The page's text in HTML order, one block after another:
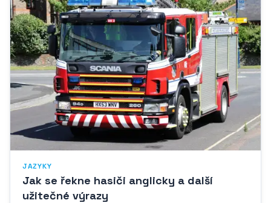
JAZYKY
Jak se řekne hasiči anglicky a další
užitečné výrazy